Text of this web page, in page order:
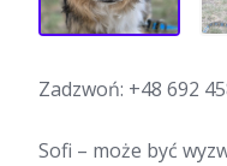
Zadzwoń: +48 692
Sofi – może być